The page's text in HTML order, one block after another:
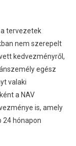
tervezetek
nem szerepelt
kedvezményről,
egész
valaki
a NAV
is, amely
24 hónapon